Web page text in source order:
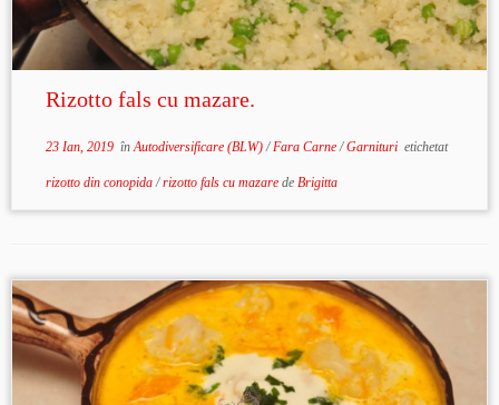
Rizotto fals cu mazare.
23 Ian, 2019înAutodiversificare (BLW)/Fara Carne/Garnituri etichetat
rizotto din conopida/rizotto fals cu mazare de Brigitta